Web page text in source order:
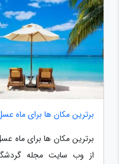
برترین مکان ها برای ماه
برترین مکان ها برای ماه
از وب سایت مجله